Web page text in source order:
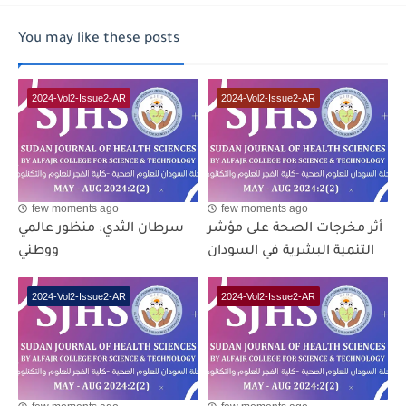
You may like these posts
2024-Vol2-Issue2-AR
few moments ago
سرطان الثدي: منظور عالمي
ووطني
2024-Vol2-Issue2-AR
few moments ago
أثر مخرجات الصحة على مؤشر
التنمية البشرية في السودان
2024-Vol2-Issue2-AR 2024-Vol2-Issue2-AR